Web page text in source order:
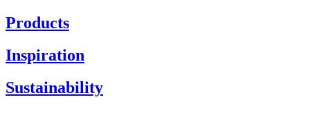
Products
Inspiration
Sustainability